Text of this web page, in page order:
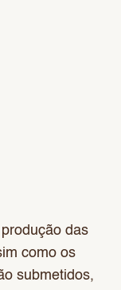
das
como os
submetidos,